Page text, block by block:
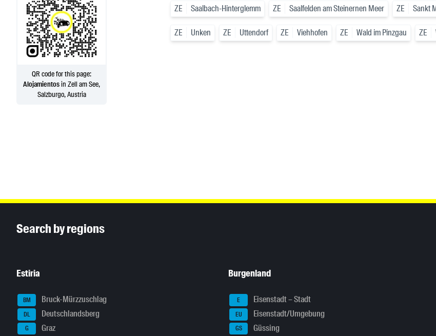
QR code for this page:
Alojamientosin Zell am See,
Salzburgo, Austria
ZE Saalbach-Hinterglemm ZE Saalfelden am Steinernen Meer ZE Sankt
ZE Unken ZE Uttendorf ZE Viehhofen ZE Wald im Pinzgau ZE
Search by regions
Estiria
BM Bruck-Mürzzuschlag
DL Deutschlandsberg
G Graz
Burgenland
E Eisenstadt – Stadt
EU Eisenstadt/Umgebung
GS Güssing